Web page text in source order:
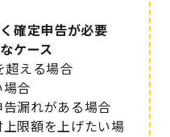
確定申告が必要
ケース
超える場合
合
漏れがある場合
限額を上げたい場